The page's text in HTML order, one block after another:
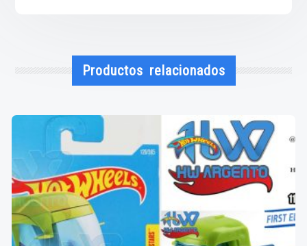
Productos relacionados